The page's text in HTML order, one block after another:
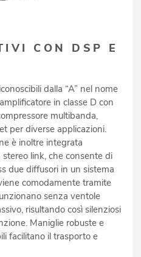
CON DSP E
dalla “A” nel nome
in classe D con
multibanda,
per diverse applicazioni.
è inoltre integrata
link, che consente di
due diffusori in un sistema
comodamente tramite
senza ventole
risultando così silenziosi
Maniglie robuste e
facilitano il trasporto e